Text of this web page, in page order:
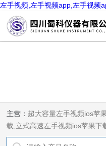
左手视频,左手视频app,左手视频
主营： 超大容量左手视频ios苹
载,立式高速左手视频ios苹果下